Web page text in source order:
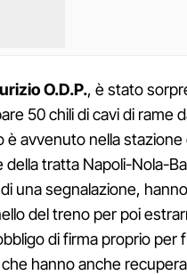
O.D.P., è stato
50 chili di cavi di rame
è avvenuto nella
della tratta Napoli-Nola-
una segnalazione,
del treno per poi
di firma proprio per
hanno anche